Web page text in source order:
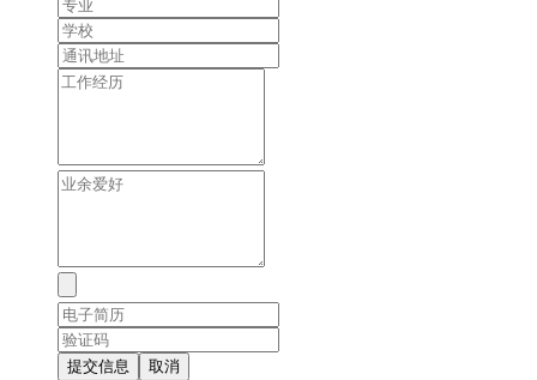
提交信息 取消